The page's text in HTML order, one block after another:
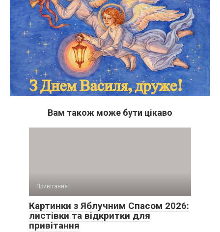
Вам також може бути цікаво
Привітання
Картинки з Яблучним Спасом 2026:
листівки та відкритки для
привітання